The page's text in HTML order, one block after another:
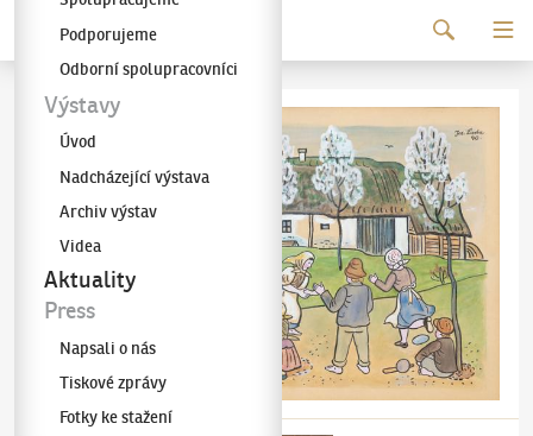
Galerie KODLPodporujeme
Odborní spolupracovníci
Výstavy
Úvod
Nadcházející výstava
Archiv výstav
Videa
Aktuality
Press
Napsali o nás
Tiskové zprávy
Fotky ke stažení